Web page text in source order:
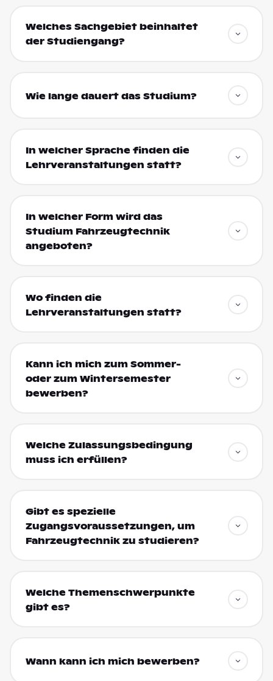
Welches Sachgebiet beinhaltet
der Studiengang?
Wie lange dauert das Studium?
In welcher Sprache finden die
Lehrveranstaltungen statt?
In welcher Form wird das
Studium Fahrzeugtechnik
angeboten?
Wo finden die
Lehrveranstaltungen statt?
Kann ich mich zum Sommer-
oder zum Wintersemester
bewerben?
Welche Zulassungsbedingung
muss ich erfüllen?
Gibt es spezielle
Zugangsvoraussetzungen, um
Fahrzeugtechnik zu studieren?
Welche Themenschwerpunkte
gibt es?
Wann kann ich mich bewerben?